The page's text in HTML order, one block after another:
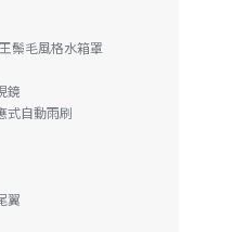
鬃毛風格水箱罩
鏡
式自動雨刷
翼